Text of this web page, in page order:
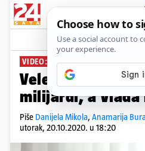
News
VIDEO: DOKLE TAKO?
Veledrogerijama
milijardi, a Vlada
Piše Danijela Mikola, Anamarija
utorak, 20.10.2020. u 18:20